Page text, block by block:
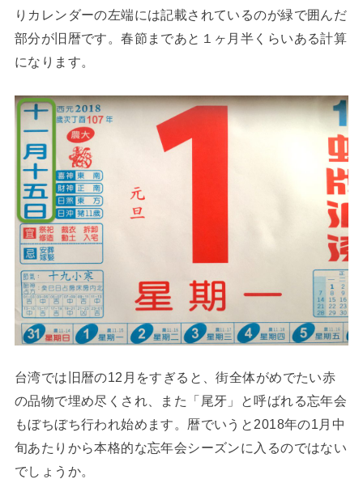
りカレンダーの左端には記載されているのが緑で囲んだ
部分が旧暦です。春節まであと１ヶ月半くらいある計算
になります。
台湾では旧暦の12月をすぎると、街全体がめでたい赤
の品物で埋め尽くされ、また「尾牙」と呼ばれる忘年会
もぼちぼち行われ始めます。暦でいうと2018年の1月中
旬あたりから本格的な忘年会シーズンに入るのではない
でしょうか。